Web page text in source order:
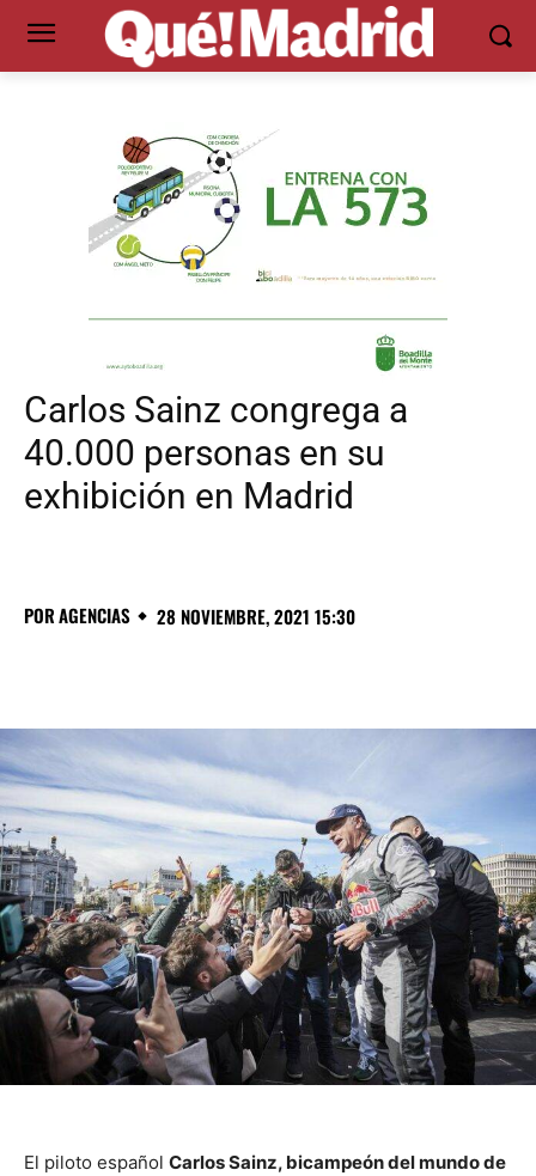
Carlos Sainz congrega a
40.000 personas en su
exhibición en Madrid
PORAGENCIAS 28 NOVIEMBRE, 2021 15:30
El piloto español Carlos Sainz, bicampeón del mundo de